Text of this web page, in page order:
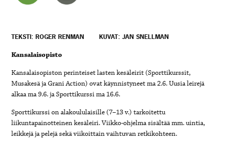
TEKSTI: ROGER RENMAN KUVAT: JAN SNELLMAN
Kansalaisopisto
Kansalaisopiston perinteiset lasten kesäleirit (Sporttikurssit,
Musakesä ja Grani Action) ovat käynnistyneet ma 2.6. Uusia leirejä
alkaa ma 9.6. ja Sporttikurssi ma 16.6.
Sporttikurssi on alakoululaisille (7–13 v.) tarkoitettu
liikuntapainotteinen kesäleiri. Viikko-ohjelma sisältää mm. uintia,
leikkejä ja pelejä sekä viikoittain vaihtuvan retkikohteen.